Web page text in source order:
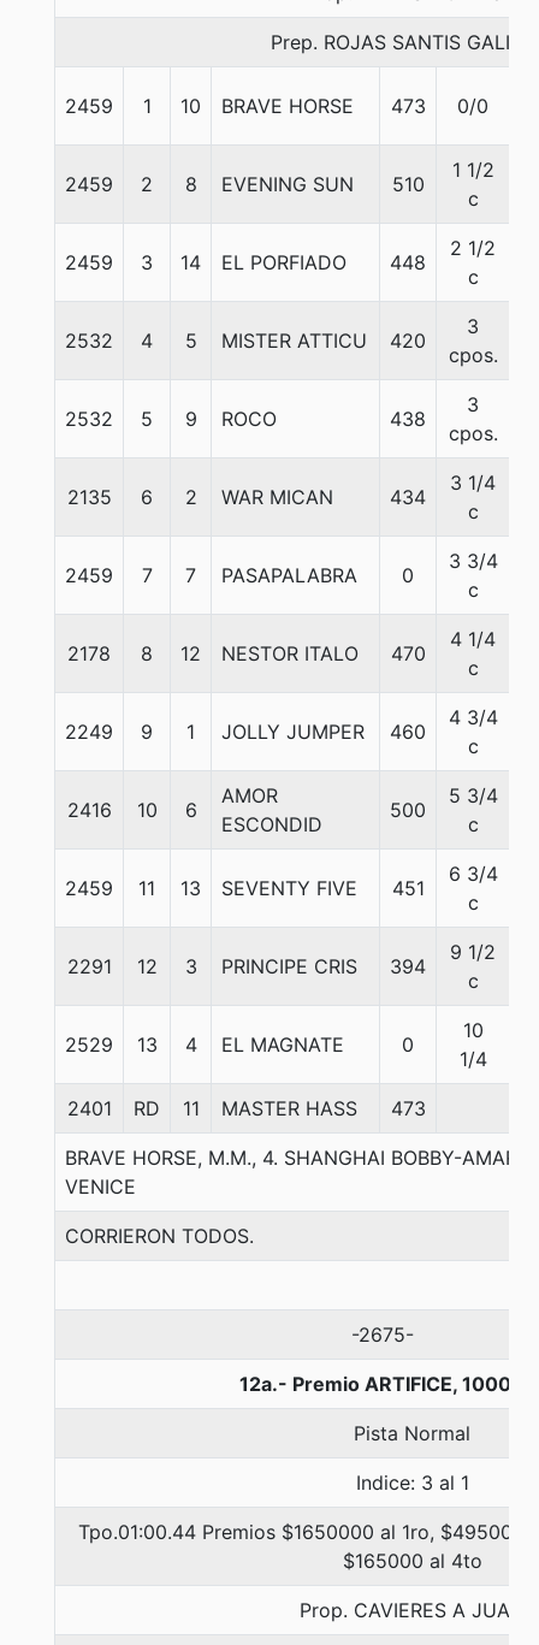
Prep. ROJAS SANTIS
2459 1 10 BRAVE HORSE 473 0/0
2459 2 8 EVENING SUN 510
1 1/2
c
2459 3 14 EL PORFIADO 448
2 1/2
c
2532 4 5 MISTER ATTICU 420
3
cpos.
2532 5 9 ROCO 438
3
cpos.
2135 6 2 WAR MICAN 434
3 1/4
c
2459 7 7 PASAPALABRA 0
3 3/4
c
2178 8 12 NESTOR ITALO 470
4 1/4
c
2249 9 1 JOLLY JUMPER 460
4 3/4
c
2416 10 6
AMOR
ESCONDID
500
5 3/4
c
2459 11 13 SEVENTY FIVE 451
6 3/4
c
2291 12 3 PRINCIPE CRIS 394
9 1/2
c
2529 13 4 EL MAGNATE 0
10
1/4
2401 RD 11 MASTER HASS 473
BRAVE HORSE, M.M., 4. SHANGHAI BOBBY-
VENICE
CORRIERON TODOS.
-2675-
12a.- Premio ARTIFICE, 1000
Pista Normal
Indice: 3 al 1
Tpo.01:00.44 Premios $1650000 al 1ro, $495000
$165000 al 4to
Prop. CAVIERES A JUAN